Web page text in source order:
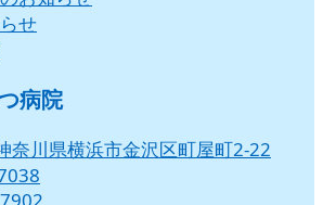
せ
病院
奈川県横浜市金沢区町屋町2-22